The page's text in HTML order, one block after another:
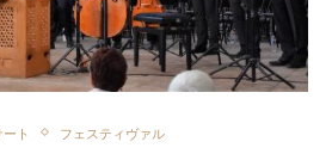
ト フェスティヴァル